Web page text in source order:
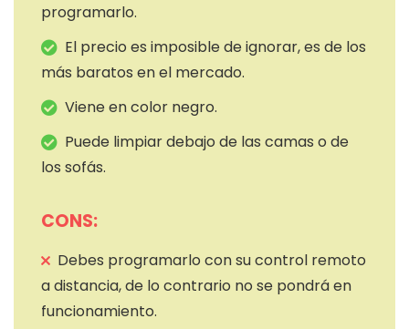
programarlo.
El precio es imposible de ignorar, es de los
más baratos en el mercado.
Viene en color negro.
Puede limpiar debajo de las camas o de
los sofás.
CONS:
Debes programarlo con su control remoto
a distancia, de lo contrario no se pondrá en
funcionamiento.